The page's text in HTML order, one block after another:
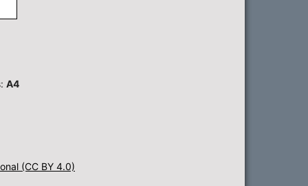
A4
(CC BY 4.0)